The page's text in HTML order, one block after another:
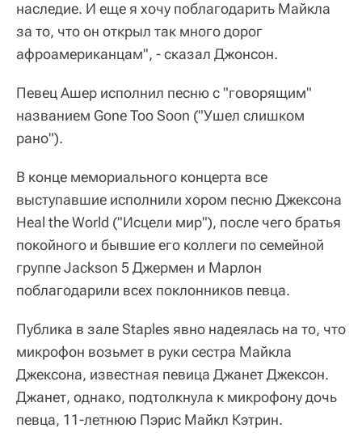
наследие. И еще я хочу поблагодарить Майкла
за то, что он открыл так много дорог
афроамериканцам", - сказал Джонсон.
Певец Ашер исполнил песню с "говорящим"
названием Gone Too Soon ("Ушел слишком
рано").
В конце мемориального концерта все
выступавшие исполнили хором песню Джексона
Heal the World ("Исцели мир"), после чего братья
покойного и бывшие его коллеги по семейной
группе Jackson 5 Джермен и Марлон
поблагодарили всех поклонников певца.
Публика в зале Staples явно надеялась на то, что
микрофон возьмет в руки сестра Майкла
Джексона, известная певица Джанет Джексон.
Джанет, однако, подтолкнула к микрофону дочь
певца, 11-летнюю Пэрис Майкл Кэтрин.